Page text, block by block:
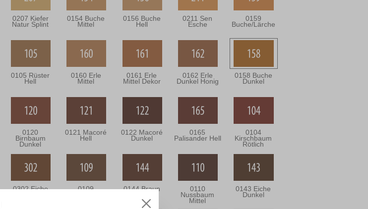
0207 Kiefer
Natur Splint
0154 Buche
Mittel
0156 Buche
Hell
0211 Sen
Esche
0159
Buche/Lärche
0105 Rüster
Hell
0160 Erle
Mittel
0161 Erle
Mittel Dekor
0162 Erle
Dunkel Honig
0158 Buche
Dunkel
0120
Birnbaum
Dunkel
0121 Macoré
Hell
0122 Macoré
Dunkel
0165
Palisander Hell
0104
Kirschbaum
Rötlich
0302 Eiche 0109 0144 Braun 0110
Nussbaum
Mittel
0143 Eiche
Dunkel